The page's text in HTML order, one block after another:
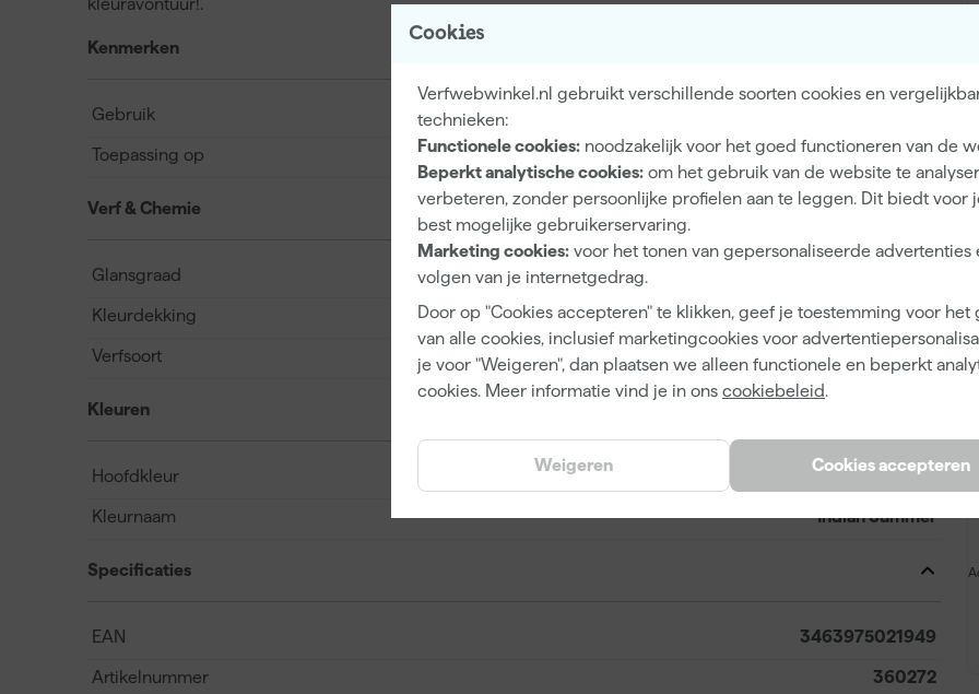
Cookies
Verfwebwinkel.nl gebruikt verschillende soorten cookies en
technieken:
Functionele cookies: noodzakelijk voor het goed functioneren van de
Beperkt analytische cookies: om het gebruik van de website te
verbeteren, zonder persoonlijke profielen aan te leggen. Dit biedt voor
best mogelijke gebruikerservaring.
Marketing cookies: voor het tonen van gepersonaliseerde advertenties
volgen van je internetgedrag.
Door op "Cookies accepteren" te klikken, geef je toestemming voor het
van alle cookies, inclusief marketingcookies voor
je voor "Weigeren", dan plaatsen we alleen functionele en beperkt
cookies. Meer informatie vind je in ons cookiebeleid.
Cookies accepteren
Weigeren
kleuravontuur!.
Kenmerken
Gebruik
Toepassing op Hout, Muren
Verf & Chemie
Glansgraad
Kleurdekking Dekkend
Verfsoort Waterbasis (acryl)
Kleuren
Hoofdkleur Oranje
Kleurnaam Indian Summer
Specificaties
EAN 3463975021949
Artikelnummer 360272